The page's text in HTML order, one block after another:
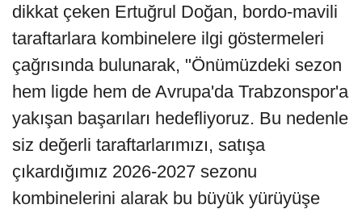
dikkat çeken Ertuğrul Doğan, bordo-mavili
taraftarlara kombinelere ilgi göstermeleri
çağrısında bulunarak, "Önümüzdeki sezon
hem ligde hem de Avrupa'da Trabzonspor'a
yakışan başarıları hedefliyoruz. Bu nedenle
siz değerli taraftarlarımızı, satışa
çıkardığımız 2026-2027 sezonu
kombinelerini alarak bu büyük yürüyüşe